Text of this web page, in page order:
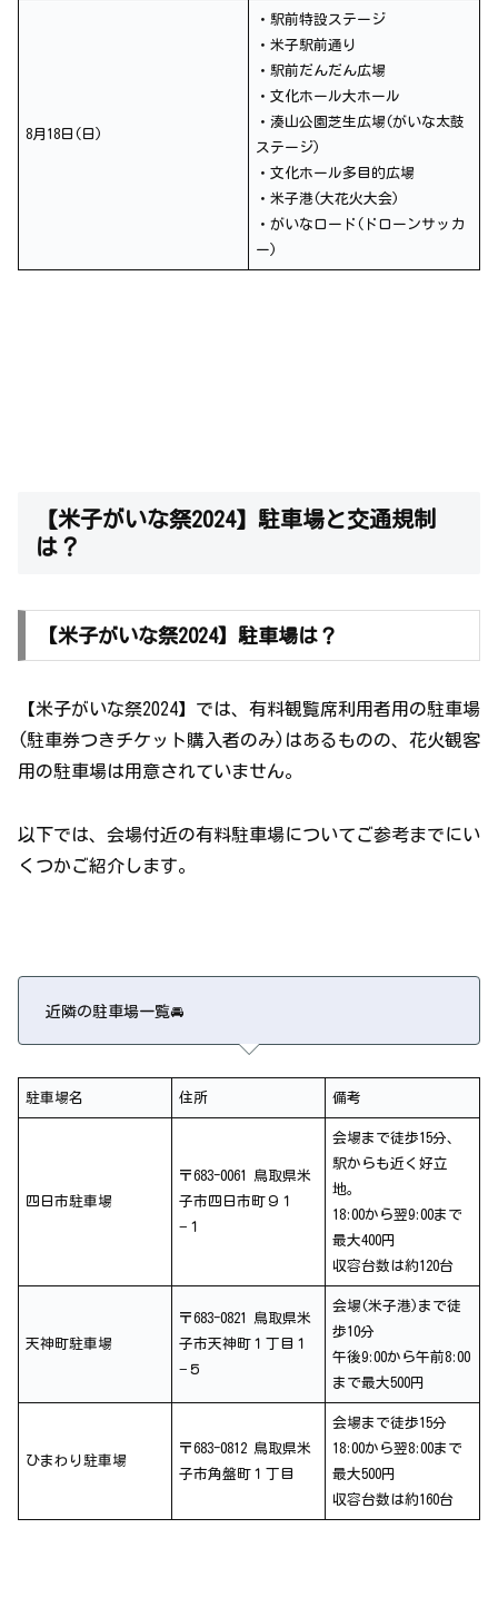
8月18日(日)
・駅前特設ステージ
・米子駅前通り
・駅前だんだん広場
・文化ホール大ホール
・湊山公園芝生広場(がいな太鼓
ステージ)
・文化ホール多目的広場
・米子港(大花火大会)
・がいなロード(ドローンサッカ
ー)
【米子がいな祭2024】駐車場と交通規制
は？
【米子がいな祭2024】駐車場は？
【米子がいな祭2024】では、有料観覧席利用者用の駐車場
(駐車券つきチケット購入者のみ)はあるものの、花火観客
用の駐車場は用意されていません。
以下では、会場付近の有料駐車場についてご参考までにい
くつかご紹介します。
近隣の駐車場一覧🚘
駐車場名 住所 備考
四日市駐車場
〒683-0061 鳥取県米
子市四日市町９１
−１
会場まで徒歩15分、
駅からも近く好立
地。
18:00から翌9:00まで
最大400円
収容台数は約120台
天神町駐車場
〒683-0821 鳥取県米
子市天神町１丁目１
−５
会場(米子港)まで徒
歩10分
午後9:00から午前8:00
まで最大500円
ひまわり駐車場
〒683-0812 鳥取県米
子市角盤町１丁目
会場まで徒歩15分
18:00から翌8:00まで
最大500円
収容台数は約160台